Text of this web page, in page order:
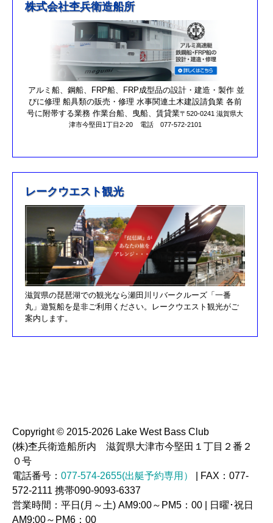
R3/4/11釣果情報更新しました
R3/2/27果情報更新しました
R2/8/29果情報更新しました
営業時間を更新しました。
第17回オーナーズカップを更新しました。
R元/10/25クラブハウスのリニューアルが完了しました。
R元/8/25果情報更新しました
H30/11/7釣果情報更新しました
H30/9/30臨時休業のお知らせ！！
H30/9/24釣果情報更新しました
H30/7/21釣果情報更新しました
H30/4/21釣果情報更新しました
H30/3/3釣果情報更新しました
H30/2/17釣果情報更新しました
H30/2/8釣果情報更新しました
H29/12/10オーナズカップ更新しました
H29/11/3釣果情報更新しました
H29/10/20釣果情報更新しました
H29/9/23釣果情報更新しました
H29/9/16釣果情報更新しました
H29/9/3釣果情報更新しました
株式会社杢兵衛造船所
アルミ船、鋼船、FRP船、FRP成型品の設計・建造・製作 並
びに修理 船具類の販売・修理 水事関連土木建設請負業 各前
号に附帯する業務 作業台船、曳船、賃貸業〒520-0241 滋賀県大
津市今堅田1丁目2-20
電話 077-572-2101
レークウエスト観光
滋賀県の琵琶湖での観光なら瀬田川リバークルーズ「一番
丸」遊覧船を是非ご利用ください。レークウエスト観光がご
案内します。
Copyright © 2015-2026 Lake West Bass Club
(株)杢兵衛造船所内 滋賀県大津市今堅田１丁目２番２
０号
電話番号： 077-574-2655(出艇予約専用）
| FAX：077-
572-2111 携帯090-9093-6337
営業時間：平日(月～土) AM9:00～PM5：00 | 日曜･祝日
AM9:00～PM6：00